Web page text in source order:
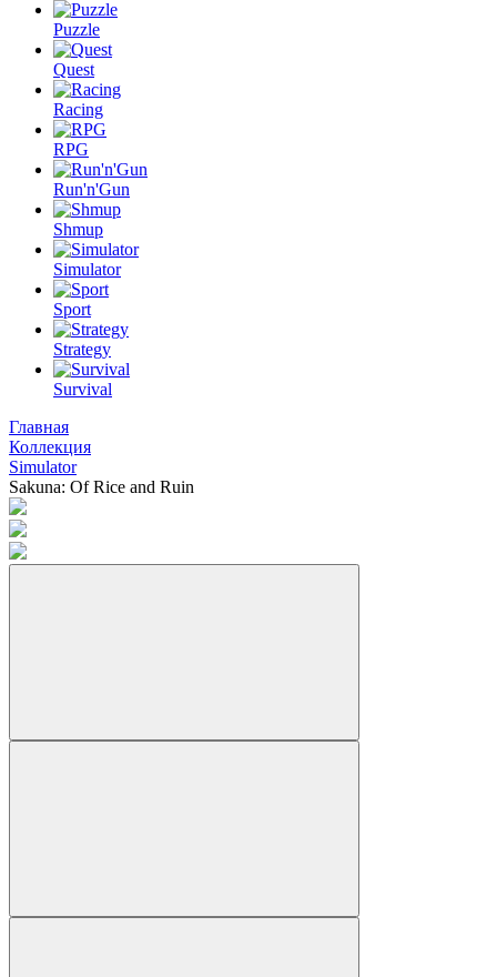
Puzzle
Quest
Racing
RPG
Run'n'Gun
Shmup
Simulator
Sport
Strategy
Survival
Главная
Коллекция
Simulator
Sakuna: Of Rice and Ruin